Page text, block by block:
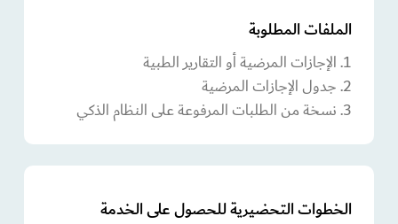
الملفات المطلوبة
1. الإجازات المرضية أو التقارير الطبية
2. جدول الإجازات المرضية
3. نسخة من الطلبات المرفوعة على النظام الذكي
الخطوات التحضيرية للحصول على الخدمة